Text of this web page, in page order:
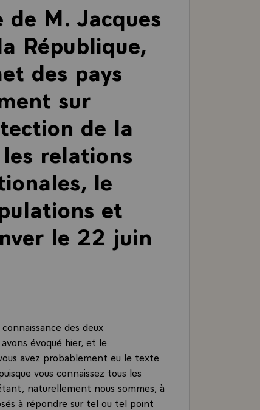
de M. Jacques
République,
des pays
sur
de la
relations
le
et
le 22 juin
des deux
évoqué hier, et le
avez probablement eu le texte
vous connaissez tous les
naturellement nous sommes, à
à répondre sur tel ou tel point